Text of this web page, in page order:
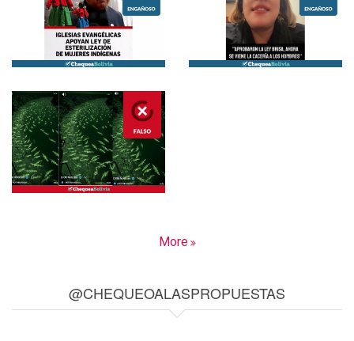
More
@CHEQUEOALASPROPUESTAS